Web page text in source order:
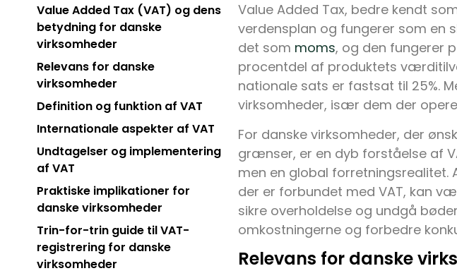
Value Added Tax (VAT) og dens
betydning for danske
virksomheder
Relevans for danske
virksomheder
Definition og funktion af VAT
Internationale aspekter af VAT
Undtagelser og implementering
af VAT
Praktiske implikationer for
danske virksomheder
Trin-for-trin guide til VAT-
registrering for danske
virksomheder
Value Added Tax, bedre kendt
verdensplan og fungerer som en
det som moms, og den fungerer
procentdel af produktets
nationale sats er fastsat til 25%.
virksomheder, især dem der
For danske virksomheder, der
grænser, er en dyb forståelse af
men en global forretningsrealitet.
der er forbundet med VAT, kan
sikre overholdelse og undgå
omkostningerne og forbedre
Relevans for danske